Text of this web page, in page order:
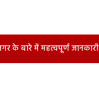
के बारे में महत्वपूर्ण जानकारी